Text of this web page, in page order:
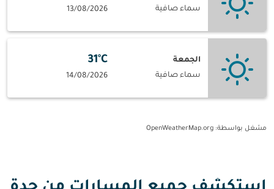
سماء صافية
13/08/2026
الجمعة
سماء صافية
31°C
14/08/2026
مشغل بواسطة: OpenWeatherMap.org